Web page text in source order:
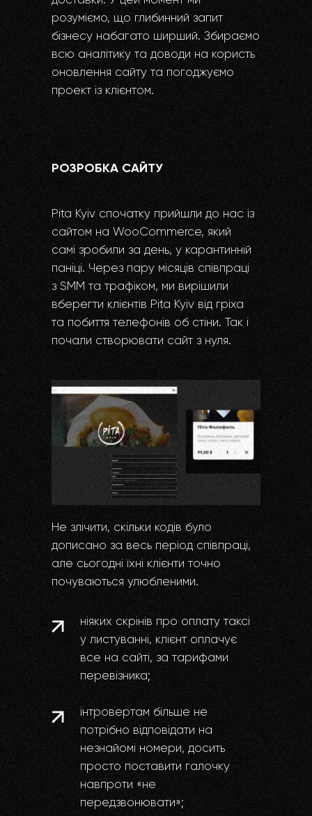
розуміємо, що глибинний запит
бізнесу набагато ширший. Збираємо
всю аналітику та доводи на користь
оновлення сайту та погоджуємо
проект із клієнтом.
РОЗРОБКА САЙТУ
Pita Kyiv спочатку прийшли до нас із
сайтом на WooCommerce, який
самі зробили за день, у карантинній
паніці. Через пару місяців співпраці
з SMM та трафіком, ми вирішили
вберегти клієнтів Pita Kyiv від гріха
та побиття телефонів об стіни. Так і
почали створювати сайт з нуля.
Не злічити, скільки кодів було
дописано за весь період співпраці,
але сьогодні їхні клієнти точно
почуваються улюбленими.
ніяких скрінів про оплату таксі
у листуванні, клієнт оплачує
все на сайті, за тарифами
перевізника;
інтровертам більше не
потрібно відповідати на
незнайомі номери, досить
просто поставити галочку
навпроти «не
передзвонювати»;